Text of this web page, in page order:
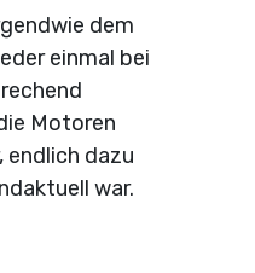
dem
einmal bei
Motoren
endlich dazu
war.